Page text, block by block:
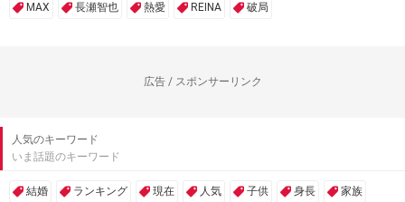
MAX 長瀬智也 熱愛 REINA 破局
広告 / スポンサーリンク
人気のキーワード
いま話題のキーワード
結婚 ランキング 現在 人気 子供 身長 家族